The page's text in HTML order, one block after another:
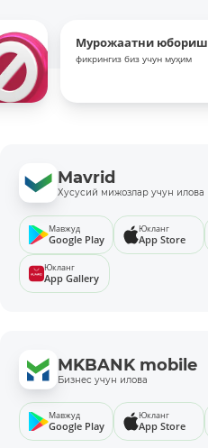
Мурожаатни юбориш
фикрингиз биз учун муҳим
Mavrid
Хусусий мижозлар учун илова
Мавжуд
Google Play
Юкланг
App Store
Юкланг
App Gallery
MKBANK mobile
Бизнес учун илова
Мавжуд
Google Play
Юкланг
App Store